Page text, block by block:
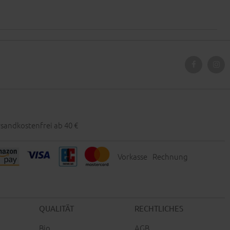
ab 40 €
Vorkasse Rechnung
QUALITÄT
Bio
RECHTLICHES
AGB